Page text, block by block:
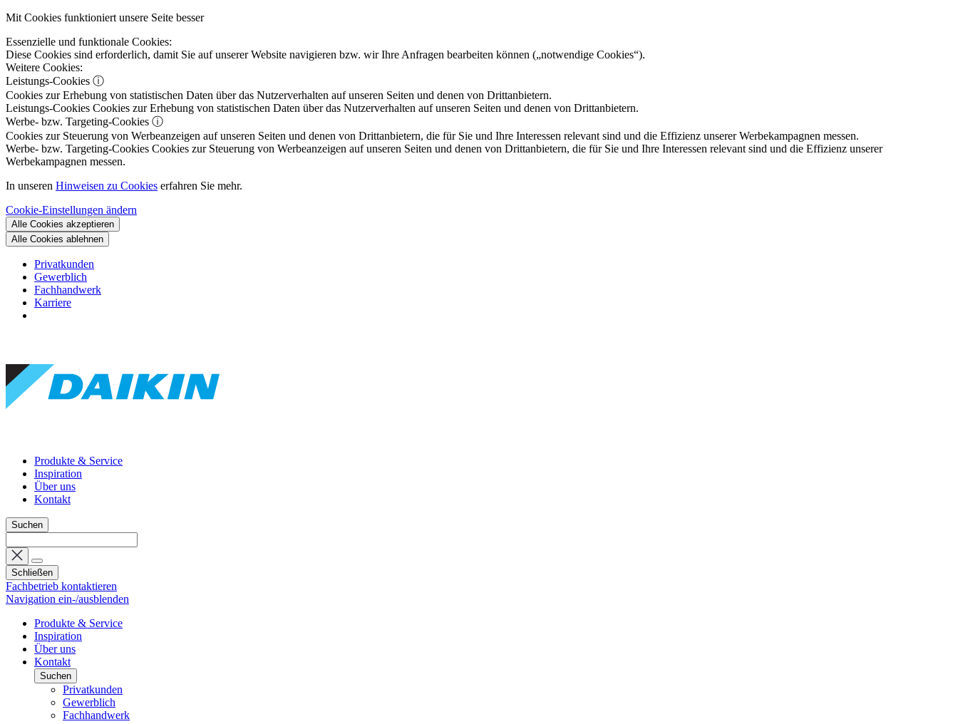
Mit Cookies funktioniert unsere Seite besser
Essenzielle und funktionale Cookies:
Diese Cookies sind erforderlich, damit Sie auf unserer Website navigieren bzw. wir Ihre Anfragen bearbeiten können („notwendige Cookies“).
Weitere Cookies:
Leistungs-Cookies ⓘ
Cookies zur Erhebung von statistischen Daten über das Nutzerverhalten auf unseren Seiten und denen von Drittanbietern.
Leistungs-Cookies Cookies zur Erhebung von statistischen Daten über das Nutzerverhalten auf unseren Seiten und denen von Drittanbietern.
Werbe- bzw. Targeting-Cookies ⓘ
Cookies zur Steuerung von Werbeanzeigen auf unseren Seiten und denen von Drittanbietern, die für Sie und Ihre Interessen relevant sind und die Effizienz unserer Werbekampagnen messen.
Werbe- bzw. Targeting-Cookies Cookies zur Steuerung von Werbeanzeigen auf unseren Seiten und denen von Drittanbietern, die für Sie und Ihre Interessen relevant sind und die Effizienz unserer
Werbekampagnen messen.
In unseren Hinweisen zu Cookies erfahren Sie mehr.
Cookie-Einstellungen ändern
Alle Cookies akzeptieren
Alle Cookies ablehnen
Privatkunden
Gewerblich
Fachhandwerk
Karriere
Produkte & Service
Inspiration
Über uns
Kontakt
Suchen
Schließen
Fachbetrieb kontaktieren
Navigation ein-/ausblenden
Produkte & Service
Inspiration
Über uns
Kontakt
Suchen
Privatkunden
Gewerblich
Fachhandwerk